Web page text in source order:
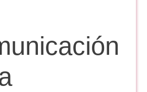
CAV